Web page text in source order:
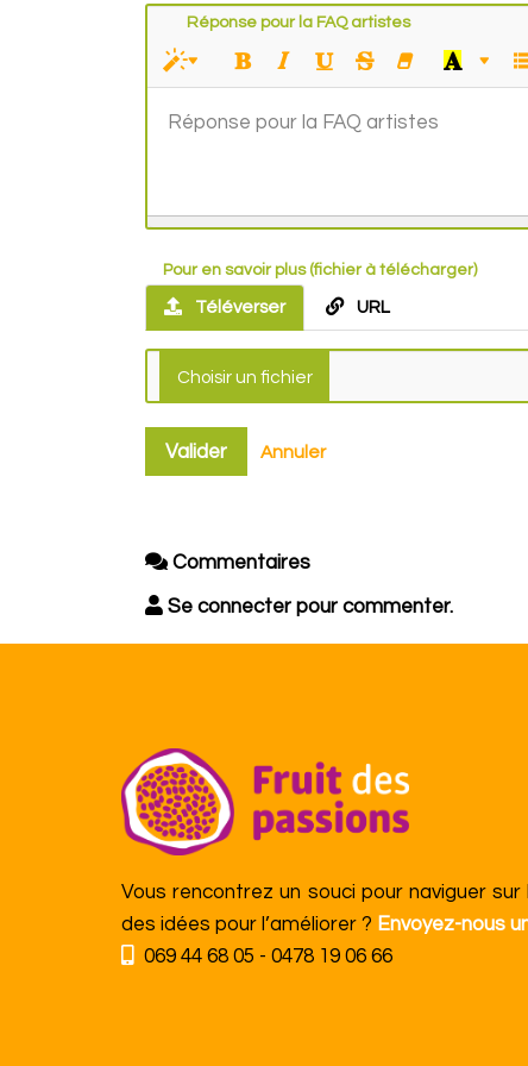
Réponse pour la FAQ artistes
Réponse pour la FAQ artistes
Pour en savoir plus (fichier à télécharger)
Téléverser URL
Valider Annuler
Commentaires
Se connecter pour commenter.
Vous rencontrez un souci pour naviguer
des idées pour l’améliorer ? Envoyez-nous
069 44 68 05 - 0478 19 06 66